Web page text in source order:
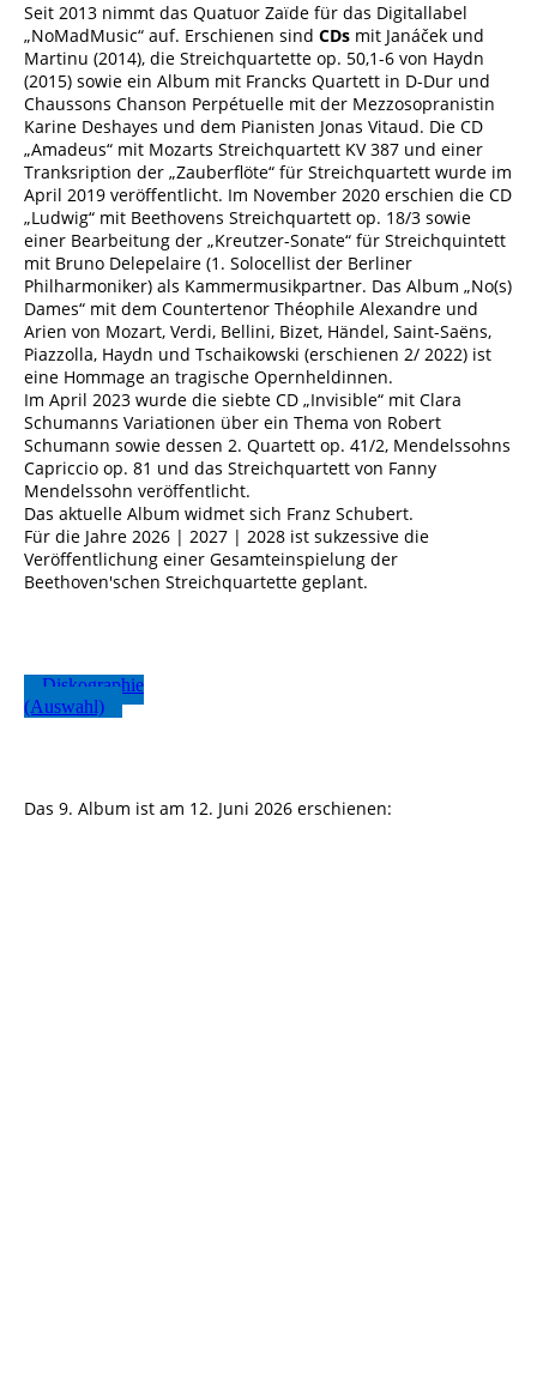
Seit 2013 nimmt das Quatuor Zaïde für das Digitallabel
„NoMadMusic“ auf. Erschienen sind CDs mit Janáček und
Martinu (2014), die Streichquartette op. 50,1-6 von Haydn
(2015) sowie ein Album mit Francks Quartett in D-Dur und
Chaussons Chanson Perpétuelle mit der Mezzosopranistin
Karine Deshayes und dem Pianisten Jonas Vitaud. Die CD
„Amadeus“ mit Mozarts Streichquartett KV 387 und einer
Tranksription der „Zauberflöte“ für Streichquartett wurde im
April 2019 veröffentlicht. Im November 2020 erschien die CD
„Ludwig“ mit Beethovens Streichquartett op. 18/3 sowie
einer Bearbeitung der „Kreutzer-Sonate“ für Streichquintett
mit Bruno Delepelaire (1. Solocellist der Berliner
Philharmoniker) als Kammermusikpartner. Das Album „No(s)
Dames“ mit dem Countertenor Théophile Alexandre und
Arien von Mozart, Verdi, Bellini, Bizet, Händel, Saint-Saëns,
Piazzolla, Haydn und Tschaikowski (erschienen 2/ 2022) ist
eine Hommage an tragische Opernheldinnen.
Im April 2023 wurde die siebte CD „Invisible“ mit Clara
Schumanns Variationen über ein Thema von Robert
Schumann sowie dessen 2. Quartett op. 41/2, Mendelssohns
Capriccio op. 81 und das Streichquartett von Fanny
Mendelssohn veröffentlicht.
Das aktuelle Album widmet sich Franz Schubert.
Für die Jahre 2026 | 2027 | 2028 ist sukzessive die
Veröffentlichung einer Gesamteinspielung der
Beethoven'schen Streichquartette geplant.
Diskographie
(Auswahl)
Das 9. Album ist am 12. Juni 2026 erschienen: